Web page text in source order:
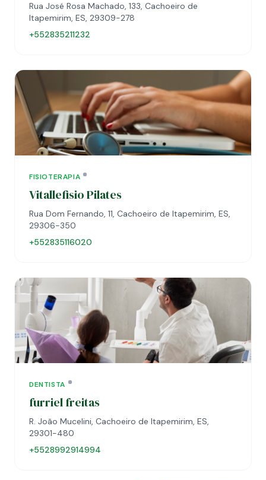
Rua José Rosa Machado, 133, Cachoeiro de
Itapemirim, ES, 29309-278
+552835211232
FISIOTERAPIA
Vitallefisio Pilates
Rua Dom Fernando, 11, Cachoeiro de Itapemirim, ES,
29306-350
+552835116020
DENTISTA
furriel freitas
R. João Mucelini, Cachoeiro de Itapemirim, ES,
29301-480
+5528992914994